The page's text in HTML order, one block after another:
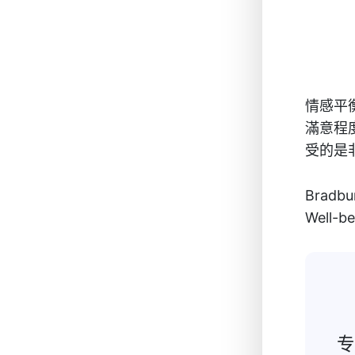
情感平
滿意程
受的是
Well-